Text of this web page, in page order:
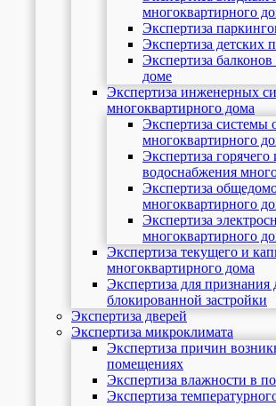
многоквартирного
Экспертиза
Экспертиза
Экспертиза
доме
Экспертиза инженерных
многоквартирного дома
Экспертиза системы
многоквартирного
Экспертиза горячего
водоснабжения
Экспертиза
многоквартирного
Экспертиза
многоквартирного
Экспертиза текущего и
многоквартирного дома
Экспертиза для признания
блокированной застройки
Экспертиза дверей
Экспертиза микроклимата
Экспертиза причин
помещениях
Экспертиза влажности в
Экспертиза